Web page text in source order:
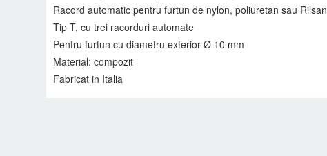
Racord automatic pentru furtun de nylon, poliuretan sau Rilsan
Tip T, cu trei racorduri automate
Pentru furtun cu diametru exterior Ø 10 mm
Material: compozit
Fabricat in Italia